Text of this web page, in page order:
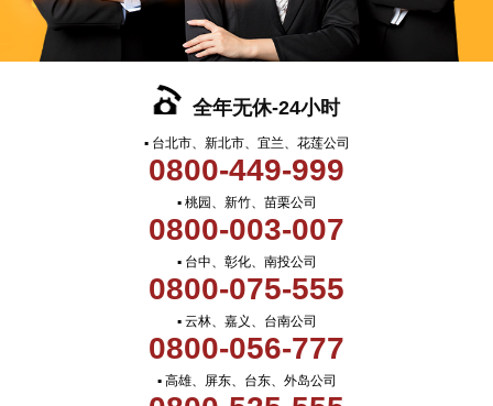
全年无休-24小时
▪ 台北市、新北市、宜兰、花莲公司
0800-449-999
▪ 桃园、新竹、苗栗公司
0800-003-007
▪ 台中、彰化、南投公司
0800-075-555
▪ 云林、嘉义、台南公司
0800-056-777
▪ 高雄、屏东、台东、外岛公司